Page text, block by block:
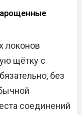
локонов
щётку с
без
соединений